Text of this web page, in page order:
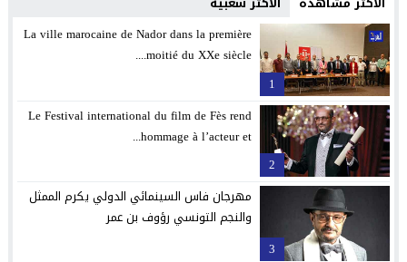
1
La ville marocaine de Nador dans la première
moitié du XXe siècle....
2
Le Festival international du film de Fès rend
hommage à l’acteur et...
3
مهرجان فاس السينمائي الدولي يكرم الممثل
والنجم التونسي رؤوف بن عمر